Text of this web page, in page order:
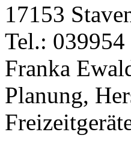
17153
Tel.:
Franka
Planung,